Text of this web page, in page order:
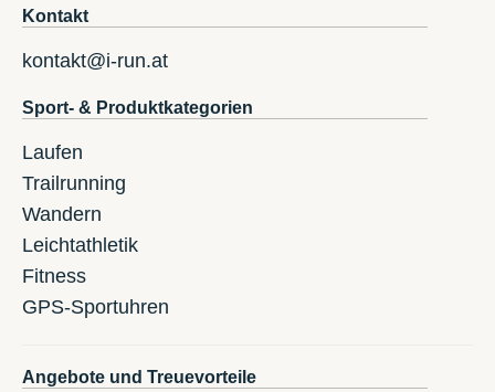
Kontakt
kontakt@i-run.at
Sport- & Produktkategorien
Laufen
Trailrunning
Wandern
Leichtathletik
Fitness
GPS-Sportuhren
Angebote und Treuevorteile